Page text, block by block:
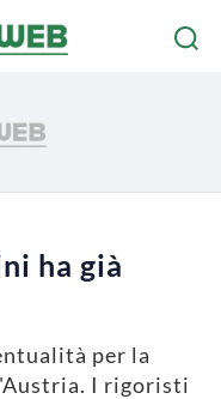
ha già
per la
I rigoristi